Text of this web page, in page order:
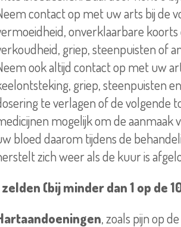
contact op met uw arts bij de
onverklaarbare koorts
griep, steenpuisten of
ook altijd contact op met uw
griep, steenpuisten
te verlagen of de volgende
mogelijk om de aanmaak
bloed daarom tijdens de
zich weer als de kuur is
(bij minder dan 1 op de
, zoals pijn op